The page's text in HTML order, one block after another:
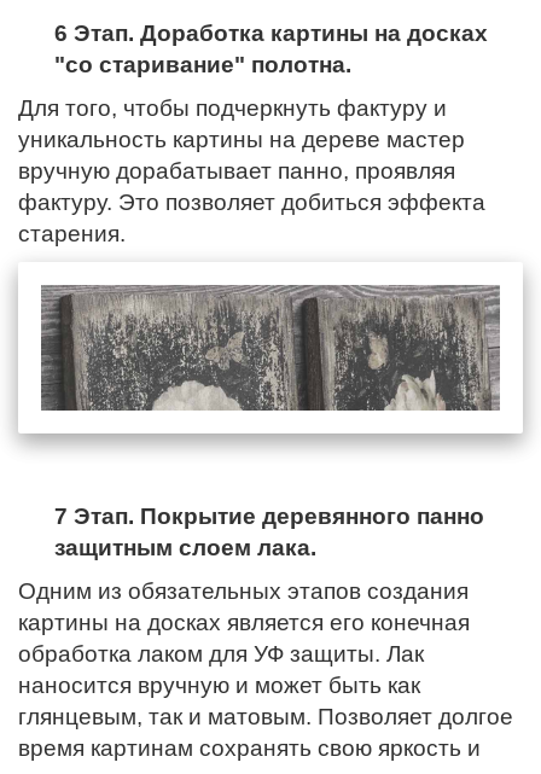
6 Этап. Доработка картины на досках
"со старивание" полотна.
Для того, чтобы подчеркнуть фактуру и
уникальность картины на дереве мастер
вручную дорабатывает панно, проявляя
фактуру. Это позволяет добиться эффекта
старения.
7 Этап. Покрытие деревянного панно
защитным слоем лака.
Одним из обязательных этапов создания
картины на досках является его конечная
обработка лаком для УФ защиты. Лак
наносится вручную и может быть как
глянцевым, так и матовым. Позволяет долгое
время картинам сохранять свою яркость и